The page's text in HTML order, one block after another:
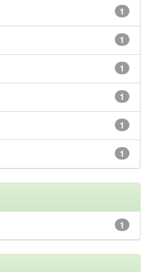
1
1
1
1
1
1
1